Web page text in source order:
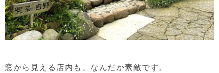
窓から見える店内も、なんだか素敵です。